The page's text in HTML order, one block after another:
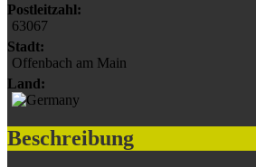
Postleitzahl:
63067
Stadt:
Offenbach am Main
Land:
Beschreibung